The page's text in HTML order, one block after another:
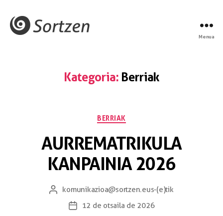
Menua
Kategoria: Berriak
BERRIAK
AURREMATRIKULA
KANPAINIA 2026
komunikazioa@sortzen.eus-(e)tik
12 de otsaila de 2026